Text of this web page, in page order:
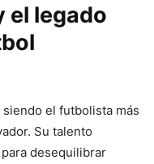
el legado
siendo el futbolista más
Su talento
desequilibrar